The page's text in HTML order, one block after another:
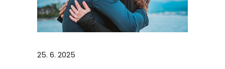
25. 6. 2025